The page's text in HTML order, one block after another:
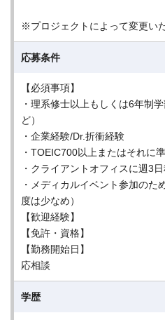
※プロジェクトによって変更い
応募条件
【必須事項】
・理系修士以上もしくは6年制
ど）
・企業経験/Dr.折衝経験
・TOEIC700以上またはそれに
・クライアントオフィスに週3
・メディカルイベント参加のた
度は少なめ）
【歓迎経験】
【免許・資格】
【勤務開始日】
応相談
学歴